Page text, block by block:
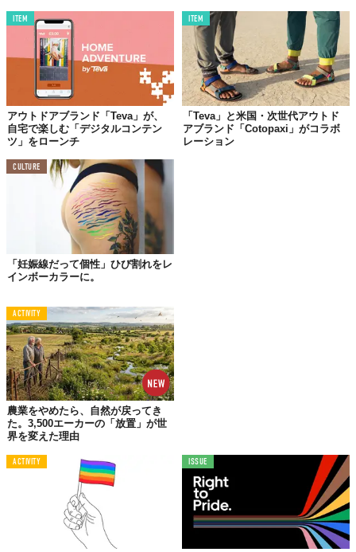
©Deckers Japan合同会社
いずれも、ヒールストラップには「Polaroid」を象徴するレイン
ランドロゴを配した特別仕様。新しい冒険の思い出を残す
「Polaroid」と新しい冒険を求める「Teva」が共有するノスタル
ジックなDNAをかけ合わせた限定コレクションだ。
ウォーターアクティビティにも適したスタイルに、「Teva」独特
の機能性で一日中快適な履き心地。今夏は、このコラボアイテム
で足元を彩るのはいかが？
©Deckers Japan合同会社
ITEM
アウトドアブランド「Teva」が、
自宅で楽しむ「デジタルコンテン
ツ」をローンチ
ITEM
「Teva」と米国・次世代アウトド
アブランド「Cotopaxi」がコラボ
レーション
CULTURE
「妊娠線だって個性」ひび割れをレ
インボーカラーに。
ACTIVITY
農業をやめたら、自然が戻ってき
た。3,500エーカーの「放置」が世
界を変えた理由
ACTIVITY ISSUE